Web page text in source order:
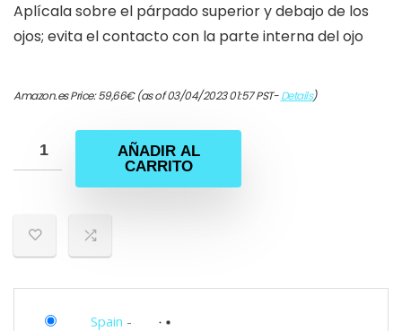
Aplícala sobre el párpado superior y debajo de los
ojos; evita el contacto con la parte interna del ojo
Amazon.es Price:59,66€(as of 03/04/2023 01:57 PST-Details)
AÑADIR AL
CARRITO
Spain -